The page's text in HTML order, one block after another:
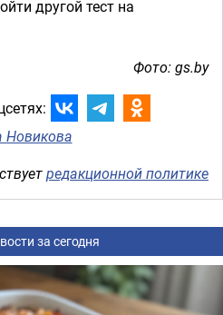
другой тест на
Фото: gs.by
Новикова
редакционной политике
за сегодня